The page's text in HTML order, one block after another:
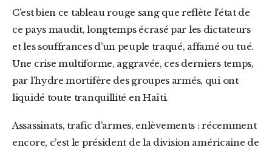
C’est bien ce tableau rouge sang que reflète l’état de
ce pays maudit, longtemps écrasé par les dictateurs
et les souffrances d’un peuple traqué, affamé ou tué.
Une crise multiforme, aggravée, ces derniers temps,
par l’hydre mortifère des groupes armés, qui ont
liquidé toute tranquillité en Haïti.
Assassinats, trafic d’armes, enlèvements : récemment
encore, c’est le président de la division américaine de